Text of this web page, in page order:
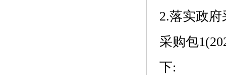
2.落实政
采购包
下: